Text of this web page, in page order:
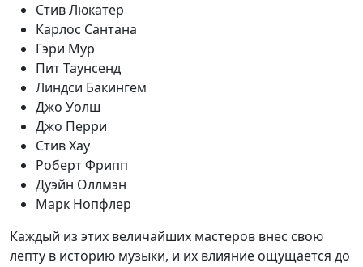
Стив Люкатер
Карлос Сантана
Гэри Мур
Пит Таунсенд
Линдси Бакингем
Джо Уолш
Джо Перри
Стив Хау
Роберт Фрипп
Дуэйн Оллмэн
Марк Нопфлер
Каждый из этих величайших мастеров внес свою
лепту в историю музыки, и их влияние ощущается до